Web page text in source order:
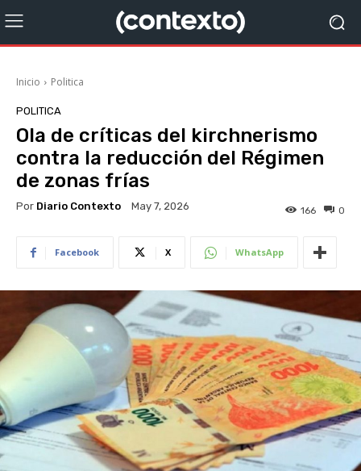
Inicio Politica
POLITICA
Ola de críticas del kirchnerismo
contra la reducción del Régimen
de zonas frías
Por Diario Contexto May 7, 2026 0
166
Facebook X WhatsApp